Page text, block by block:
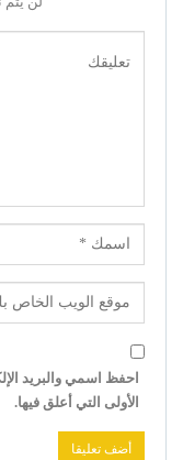
احفظ اسمي والبريد
الأولى التي أعلق فيها.